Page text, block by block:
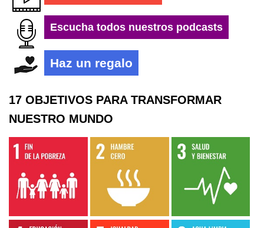
Escucha todos nuestros podcasts
Haz un regalo
17 OBJETIVOS PARA TRANSFORMAR
NUESTRO MUNDO